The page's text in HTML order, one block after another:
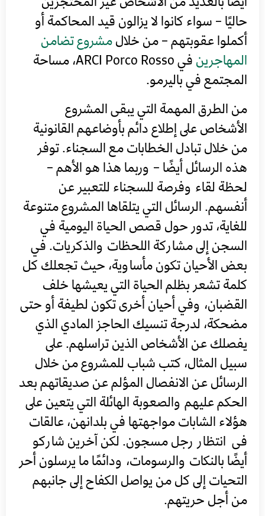
حاليًا – سواء كانوا لا يزالون قيد المحاكمة أو
أكملوا عقوبتهم – من خلالمشروع تضامن
المهاجرين
في ARCI Porco Rosso، مساحة
المجتمع في باليرمو.
من الطرق المهمة التي يبقى المشروع
الأشخاص على إطلاع دائم بأوضاعهم القانونية
من خلال تبادل الخطابات مع السجناء. توفر
هذه الرسائل أيضًا – وربما هذا هو الأهم –
لحظة لقاء وفرصة للسجناء للتعبير عن
أنفسهم. الرسائل التي يتلقاها المشروع متنوعة
للغاية، تدور حول قصص الحياة اليومية في
السجن إلى مشاركة اللحظات والذكريات. في
بعض الأحيان تكون مأساوية، حيث تجعلك كل
كلمة تشعر بظلم الحياة التي يعيشها خلف
القضبان، وفي أحيان أخرى تكون لطيفة أو حتى
مضحكة، لدرجة تنسيك الحاجز المادي الذي
يفصلك عن الأشخاص الذين تراسلهم. على
سبيل المثال، كتب شباب للمشروع من خلال
الرسائل عن الانفصال المؤلم عن صديقاتهم بعد
الحكم عليهم والصعوبة الهائلة التي يتعين على
هؤلاء الشابات مواجهتها في بلدانهن، عالقات
فى انتظار رجل مسجون. لكن آخرين شاركو
أيضًا بالنكات والرسومات، ودائمًا ما يرسلون أحر
التحيات إلى كل من يواصل الكفاح إلى جانبهم
من أجل حريتهم.